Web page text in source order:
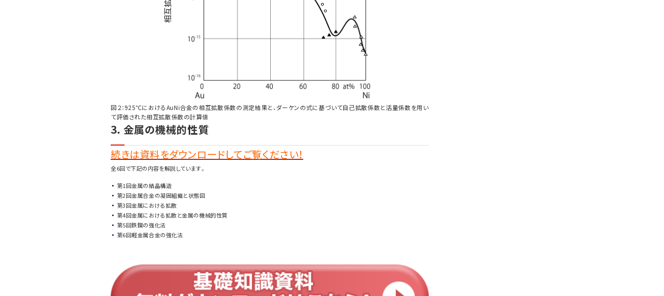
図２：925℃におけるAuNi合金の相互拡散係数の測定結果と、ダーケンの式に基づいて自己拡散係数と活量係数を用い
て評価された相互拡散係数の計算値
3. 金属の機械的性質
続きは資料をダウンロードしてご覧ください！
全6回で下記の内容を解説しています。
第1回金属の結晶構造
第2回金属合金の凝固組織と状態図
第3回金属における拡散
第4回金属における拡散と金属の機械的性質
第5回鉄鋼の強化法
第6回軽金属合金の強化法